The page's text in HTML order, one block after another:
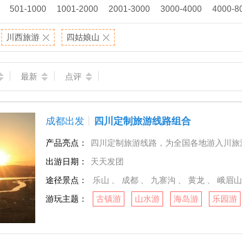
501-1000 1001-2000 2001-3000 3000-4000 4000-
川西旅游 四姑娘山
最新 点评
成都出发 四川定制旅游线路组合
产品亮点：
四川定制旅游线路，为全国各地游入川旅游定制，四川游客在全
出游日期：
天天发团
途径景点：
乐山 、 成都 、 九寨沟 、 黄龙 、 峨眉山 、
游玩主题：
古镇游 山水游 海岛游 乐园游